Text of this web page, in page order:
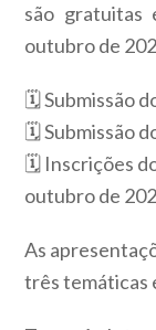
são gratuitas
outubro de
🗓️ Submissão
🗓️ Submissão
🗓️ Inscrições
outubro de
As
três temáticas